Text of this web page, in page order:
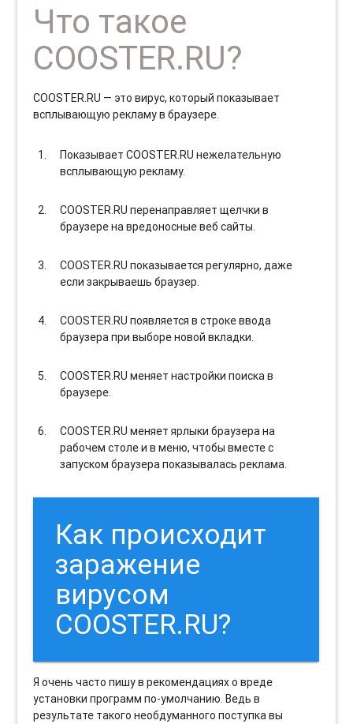
Что такое
COOSTER.RU?
COOSTER.RU — это вирус, который показывает
всплывающую рекламу в браузере.
Показывает COOSTER.RU нежелательную
всплывающую рекламу.
COOSTER.RU перенаправляет щелчки в
браузере на вредоносные веб сайты.
COOSTER.RU показывается регулярно, даже
если закрываешь браузер.
COOSTER.RU появляется в строке ввода
браузера при выборе новой вкладки.
COOSTER.RU меняет настройки поиска в
браузере.
COOSTER.RU меняет ярлыки браузера на
рабочем столе и в меню, чтобы вместе с
запуском браузера показывалась реклама.
Как происходит
заражение
вирусом
COOSTER.RU?
Я очень часто пишу в рекомендациях о вреде
установки программ по-умолчанию. Ведь в
результате такого необдуманного поступка вы